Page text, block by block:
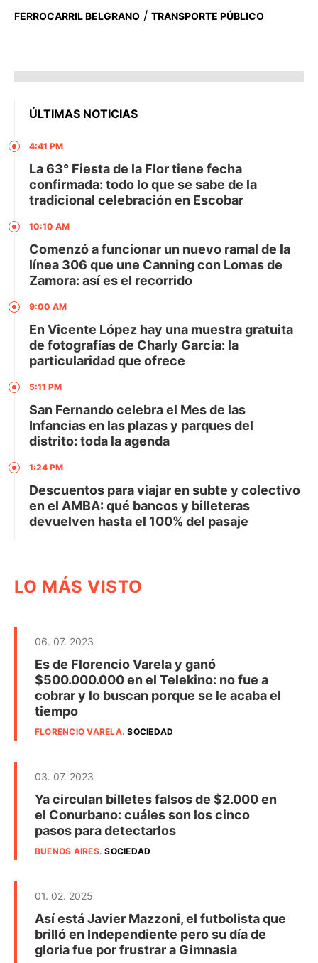
FERROCARRIL BELGRANO / TRANSPORTE PÚBLICO
ÚLTIMAS NOTICIAS
4:41 PM
La 63° Fiesta de la Flor tiene fecha
confirmada: todo lo que se sabe de la
tradicional celebración en Escobar
10:10 AM
Comenzó a funcionar un nuevo ramal de la
línea 306 que une Canning con Lomas de
Zamora: así es el recorrido
9:00 AM
En Vicente López hay una muestra gratuita
de fotografías de Charly García: la
particularidad que ofrece
5:11 PM
San Fernando celebra el Mes de las
Infancias en las plazas y parques del
distrito: toda la agenda
1:24 PM
Descuentos para viajar en subte y colectivo
en el AMBA: qué bancos y billeteras
devuelven hasta el 100% del pasaje
LO MÁS VISTO
06. 07. 2023
Es de Florencio Varela y ganó
$500.000.000 en el Telekino: no fue a
cobrar y lo buscan porque se le acaba el
tiempo
FLORENCIO VARELA.SOCIEDAD
03. 07. 2023
Ya circulan billetes falsos de $2.000 en
el Conurbano: cuáles son los cinco
pasos para detectarlos
BUENOS AIRES.SOCIEDAD
01. 02. 2025
Así está Javier Mazzoni, el futbolista que
brilló en Independiente pero su día de
gloria fue por frustrar a Gimnasia